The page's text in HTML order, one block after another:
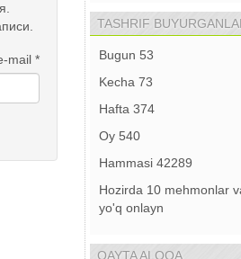
mail *
TASHRIF
Bugun 53
Kecha 73
Hafta 374
Oy 540
Hammasi 42289
Hozirda 10 mehmonlar
yo'q onlayn
QAYTA ALOQA